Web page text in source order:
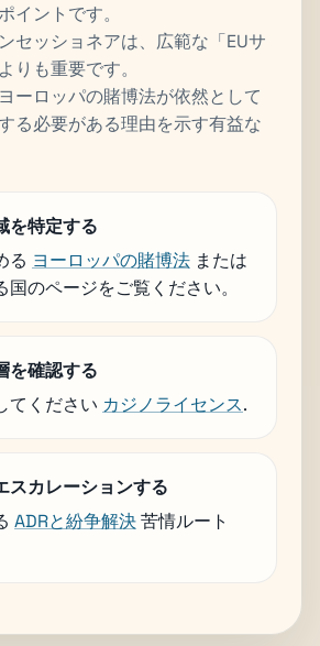
イントです。
セッショネアは、広範な「EUサ
りも重要です。
ーロッパの賭博法が依然として
る必要がある理由を示す有益な
を特定する
る ヨーロッパの賭博法 または
国のページをご覧ください。
を確認する
てください カジノライセンス.
スカレーションする
ADRと紛争解決苦情ルート